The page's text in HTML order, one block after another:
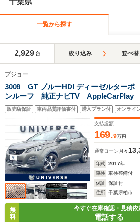
千葉県
一覧から探す
2,929 台 絞り込み 並べ替
プジョー
3008 GT ブルーHDi ディーゼルターボ
ンルーフ 純正ナビTV
アダプティブクルーズコントロール ハ
ト パワーバックドア LEDヘッド 純正
ミ ETC 禁煙
販売店保証 車両品質評価書付 購入プラン付 オンライ
支払総額
169.9万円
通常ローン 月々
年式 2017年
車検
車検整備付
保証
保証付
住所
千葉県柏市
無
料
今すぐ在庫確認・見積依
電話する